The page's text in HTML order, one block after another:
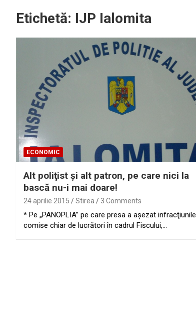
Etichetă: IJP Ialomita
ECONOMIC
Alt poliţist şi alt patron, pe care nici la
bască nu-i mai doare!
24 aprilie 2015 Stirea 3 Comments
* Pe „PANOPLIA” pe care presa a aşezat infracţiunile
comise chiar de lucrători în cadrul Fiscului,…